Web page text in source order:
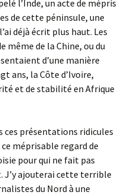
l’Inde, un acte de mépris
de cette péninsule, une
déjà écrit plus haut. Les
même de la Chine, ou du
d’une manière
ans, la Côte d’Ivoire,
et de stabilité en Afrique
ces présentations ridicules
méprisable regard de
pour qui ne fait pas
J’y ajouterai cette terrible
du Nord à une